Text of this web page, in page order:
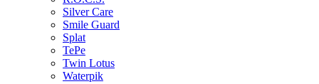
Silver Care
Smile Guard
Splat
TePe
Twin Lotus
Waterpik